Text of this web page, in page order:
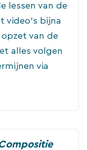
lessen van de
video’s bijna
van de
alles volgen
via